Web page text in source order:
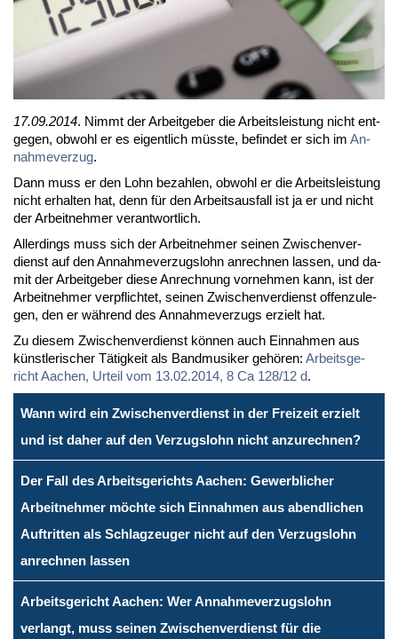
17.09.2014. Nimmt der Ar­beit­ge­ber die Ar­beits­leis­tung nicht ent­
ge­gen, ob­wohl er es ei­gent­lich müss­te, be­fin­det er sich im An­
nah­me­ver­zug.
Dann muss er den Lohn be­zah­len, ob­wohl er die Ar­beits­leis­tung
nicht er­hal­ten hat, denn für den Ar­beits­aus­fall ist ja er und nicht
der Ar­beit­neh­mer ver­ant­wort­lich.
Al­ler­dings muss sich der Ar­beit­neh­mer sei­nen Zwi­schen­ver­
dienst auf den An­nah­me­ver­zugs­lohn an­rech­nen las­sen, und da­
mit der Ar­beit­ge­ber die­se An­rech­nung vor­neh­men kann, ist der
Ar­beit­neh­mer ver­pflich­tet, sei­nen Zwi­schen­ver­dienst of­fen­zu­le­
gen, den er wäh­rend des An­nah­me­ver­zugs er­zielt hat.
Zu die­sem Zwi­schen­ver­dienst kön­nen auch Ein­nah­men aus
künst­le­ri­scher Tä­tig­keit als Band­mu­si­ker ge­hö­ren: Ar­beits­ge­
richt Aa­chen, Ur­teil vom 13.02.2014, 8 Ca 128/12 d.
Wann wird ein Zwischenverdienst in der Freizeit erzielt
und ist daher auf den Verzugslohn nicht anzurechnen?
Der Fall des Arbeitsgerichts Aachen: Gewerblicher
Arbeitnehmer möchte sich Einnahmen aus abendlichen
Auftritten als Schlagzeuger nicht auf den Verzugslohn
anrechnen lassen
Arbeitsgericht Aachen: Wer Annahmeverzugslohn
verlangt, muss seinen Zwischenverdienst für die